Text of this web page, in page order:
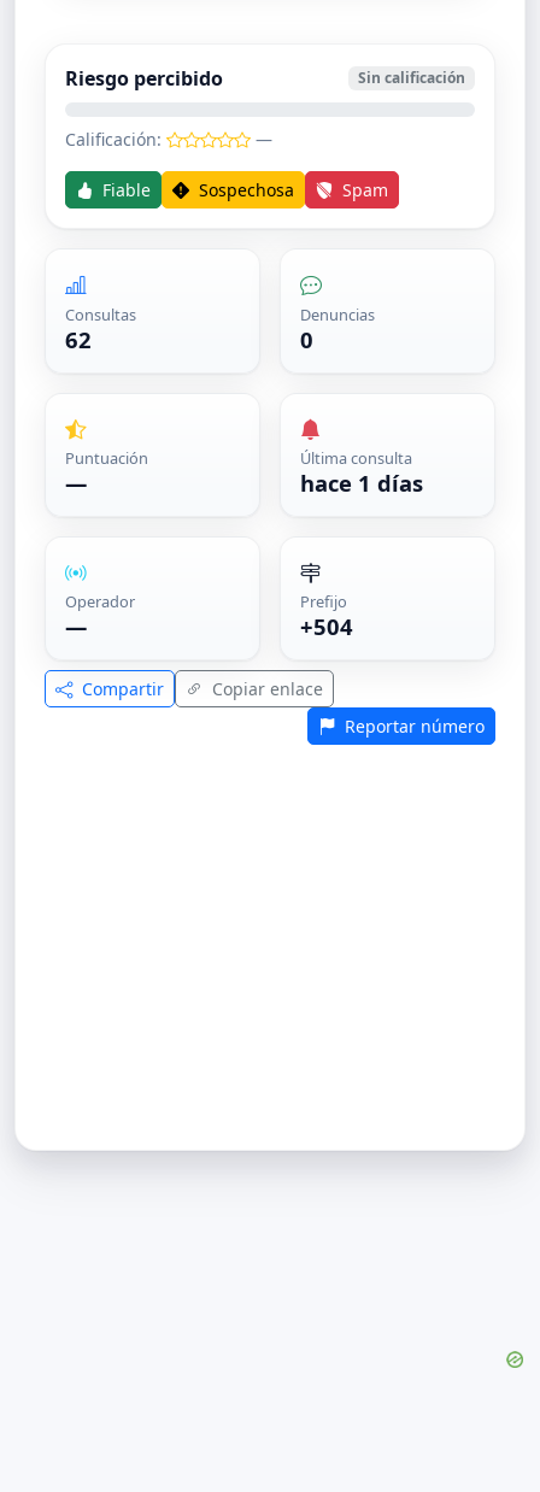
Riesgo percibido Sin calificación
Calificación: —
Fiable Sospechosa Spam
Consultas
62
Denuncias
0
Puntuación
—
Última consulta
hace 1 días
Operador
—
Prefijo
+504
Compartir
Copiar enlace
Reportar número